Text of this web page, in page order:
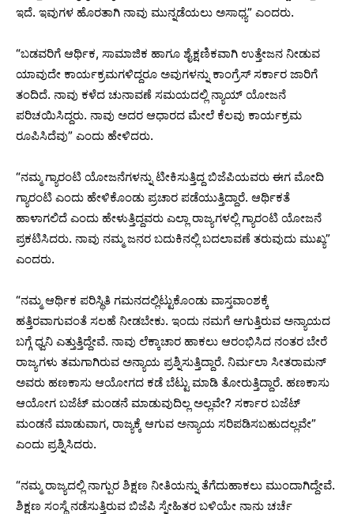
ಇದೆ. ಇವುಗಳ ಹೊರತಾಗಿ ನಾವು ಮುನ್ನಡೆಯಲು ಅಸಾಧ್ಯ” ಎಂದರು.
“ಬಡವರಿಗೆ ಆರ್ಥಿಕ, ಸಾಮಾಜಿಕ ಹಾಗೂ ಶೈಕ್ಷಣಿಕವಾಗಿ ಉತ್ತೇಜನ ನೀಡುವ
ಯಾವುದೇ ಕಾರ್ಯಕ್ರಮಗಳಿದ್ದರೂ ಅವುಗಳನ್ನು ಕಾಂಗ್ರೆಸ್ ಸರ್ಕಾರ ಜಾರಿಗೆ
ತಂದಿದೆ. ನಾವು ಕಳೆದ ಚುನಾವಣೆ ಸಮಯದಲ್ಲಿ ನ್ಯಾಯ್ ಯೋಜನೆ
ಪರಿಚಯಿಸಿದ್ದರು. ನಾವು ಅದರ ಆಧಾರದ ಮೇಲೆ ಕೆಲವು ಕಾರ್ಯಕ್ರಮ
ರೂಪಿಸಿದೆವು” ಎಂದು ಹೇಳಿದರು.
“ನಮ್ಮ ಗ್ಯಾರಂಟಿ ಯೋಜನೆಗಳನ್ನು ಟೀಕಿಸುತ್ತಿದ್ದ ಬಿಜೆಪಿಯವರು ಈಗ ಮೋದಿ
ಗ್ಯಾರಂಟಿ ಎಂದು ಹೇಳಿಕೊಂಡು ಪ್ರಚಾರ ಪಡೆಯುತ್ತಿದ್ದಾರೆ. ಆರ್ಥಿಕತೆ
ಹಾಳಾಗಲಿದೆ ಎಂದು ಹೇಳುತ್ತಿದ್ದವರು ಎಲ್ಲಾ ರಾಜ್ಯಗಳಲ್ಲಿ ಗ್ಯಾರಂಟಿ ಯೋಜನೆ
ಪ್ರಕಟಿಸಿದರು. ನಾವು ನಮ್ಮ ಜನರ ಬದುಕಿನಲ್ಲಿ ಬದಲಾವಣೆ ತರುವುದು ಮುಖ್ಯ”
ಎಂದರು.
“ನಮ್ಮ ಆರ್ಥಿಕ ಪರಿಸ್ಥಿತಿ ಗಮನದಲ್ಲಿಟ್ಟುಕೊಂಡು ವಾಸ್ತವಾಂಶಕ್ಕೆ
ಹತ್ತಿರವಾಗುವಂತೆ ಸಲಹೆ ನೀಡಬೇಕು. ಇಂದು ನಮಗೆ ಆಗುತ್ತಿರುವ ಅನ್ಯಾಯದ
ಬಗ್ಗೆ ಧ್ವನಿ ಎತ್ತುತ್ತಿದ್ದೇವೆ. ನಾವು ಲೆಕ್ಕಾಚಾರ ಹಾಕಲು ಆರಂಭಿಸಿದ ನಂತರ ಬೇರೆ
ರಾಜ್ಯಗಳು ತಮಗಾಗಿರುವ ಅನ್ಯಾಯ ಪ್ರಶ್ನಿಸುತ್ತಿದ್ದಾರೆ. ನಿರ್ಮಲಾ ಸೀತರಾಮನ್
ಅವರು ಹಣಕಾಸು ಆಯೋಗದ ಕಡೆ ಬೆಟ್ಟು ಮಾಡಿ ತೋರುತ್ತಿದ್ದಾರೆ. ಹಣಕಾಸು
ಆಯೋಗ ಬಜೆಟ್ ಮಂಡನೆ ಮಾಡುವುದಿಲ್ಲ ಅಲ್ಲವೇ? ಸರ್ಕಾರ ಬಜೆಟ್
ಮಂಡನೆ ಮಾಡುವಾಗ, ರಾಜ್ಯಕ್ಕೆ ಆಗುವ ಅನ್ಯಾಯ ಸರಿಪಡಿಸಬಹುದಲ್ಲವೇ”
ಎಂದು ಪ್ರಶ್ನಿಸಿದರು.
“ನಮ್ಮ ರಾಜ್ಯದಲ್ಲಿ ನಾಗ್ಪುರ ಶಿಕ್ಷಣ ನೀತಿಯನ್ನು ತೆಗೆದುಹಾಕಲು ಮುಂದಾಗಿದ್ದೇವೆ.
ಶಿಕ್ಷಣ ಸಂಸ್ಥೆ ನಡೆಸುತ್ತಿರುವ ಬಿಜೆಪಿ ಸ್ನೇಹಿತರ ಬಳಿಯೇ ನಾನು ಚರ್ಚೆ